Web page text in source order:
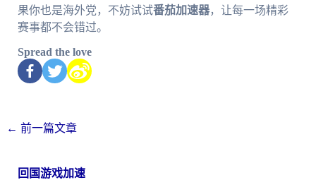
果你也是海外党，不妨试试番茄加速器，让每一场精彩
赛事都不会错过。
Spread the love
← 前一篇文章
回国游戏加速